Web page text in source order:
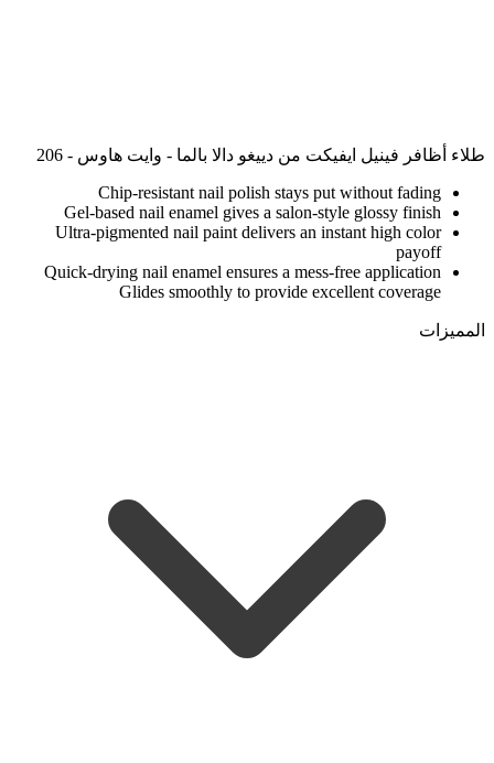
طلاء أظافر فينيل ايفيكت من دييغو دالا بالما - وايت هاوس - 206
Chip-resistant nail polish stays put without fading
Gel-based nail enamel gives a salon-style glossy finish
Ultra-pigmented nail paint delivers an instant high color
payoff
Quick-drying nail enamel ensures a mess-free application
Glides smoothly to provide excellent coverage
المميزات